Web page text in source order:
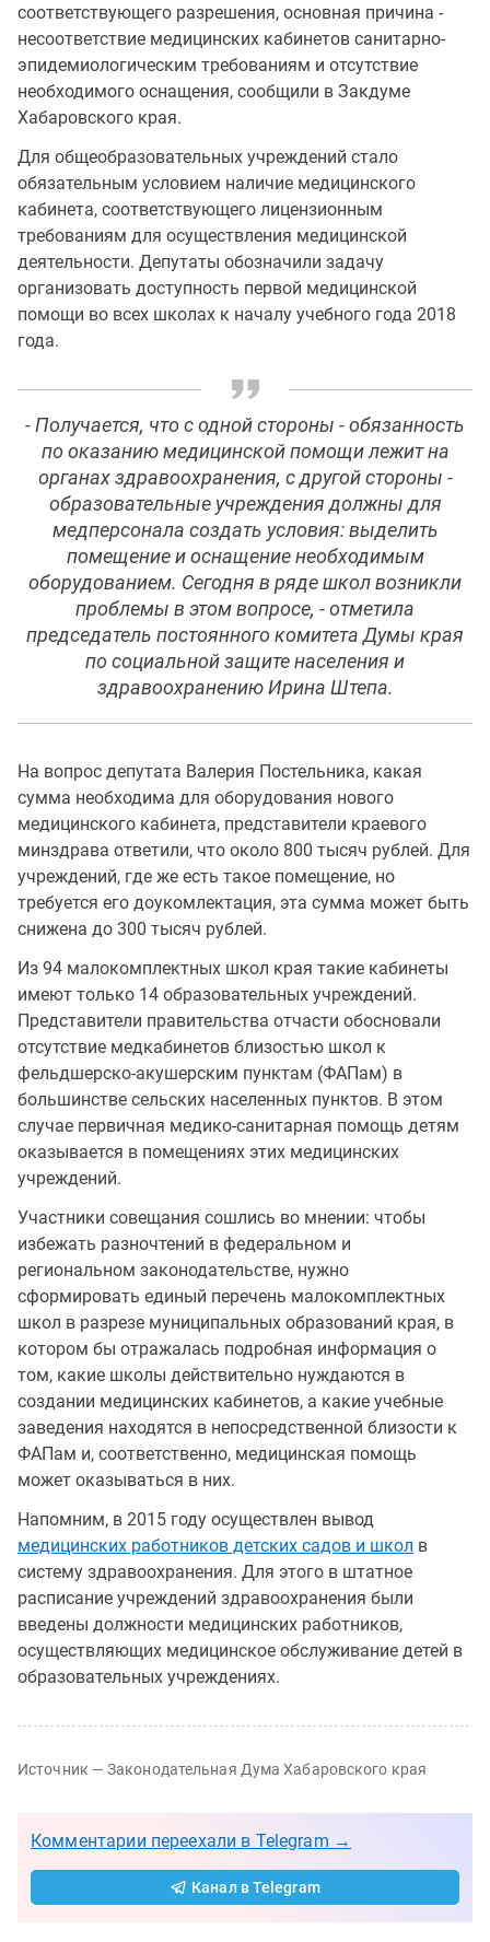
соответствующего разрешения, основная причина -
несоответствие медицинских кабинетов санитарно-
эпидемиологическим требованиям и отсутствие
необходимого оснащения, сообщили в Закдуме
Хабаровского края.
Для общеобразовательных учреждений стало
обязательным условием наличие медицинского
кабинета, соответствующего лицензионным
требованиям для осуществления медицинской
деятельности. Депутаты обозначили задачу
организовать доступность первой медицинской
помощи во всех школах к началу учебного года 2018
года.
- Получается, что с одной стороны - обязанность
по оказанию медицинской помощи лежит на
органах здравоохранения, с другой стороны -
образовательные учреждения должны для
медперсонала создать условия: выделить
помещение и оснащение необходимым
оборудованием. Сегодня в ряде школ возникли
проблемы в этом вопросе, - отметила
председатель постоянного комитета Думы края
по социальной защите населения и
здравоохранению Ирина Штепа.
На вопрос депутата Валерия Постельника, какая
сумма необходима для оборудования нового
медицинского кабинета, представители краевого
минздрава ответили, что около 800 тысяч рублей. Для
учреждений, где же есть такое помещение, но
требуется его доукомлектация, эта сумма может быть
снижена до 300 тысяч рублей.
Из 94 малокомплектных школ края такие кабинеты
имеют только 14 образовательных учреждений.
Представители правительства отчасти обосновали
отсутствие медкабинетов близостью школ к
фельдшерско-акушерским пунктам (ФАПам) в
большинстве сельских населенных пунктов. В этом
случае первичная медико-санитарная помощь детям
оказывается в помещениях этих медицинских
учреждений.
Участники совещания сошлись во мнении: чтобы
избежать разночтений в федеральном и
региональном законодательстве, нужно
сформировать единый перечень малокомплектных
школ в разрезе муниципальных образований края, в
котором бы отражалась подробная информация о
том, какие школы действительно нуждаются в
создании медицинских кабинетов, а какие учебные
заведения находятся в непосредственной близости к
ФАПам и, соответственно, медицинская помощь
может оказываться в них.
Напомним, в 2015 году осуществлен вывод
медицинских работников детских садов и школ в
систему здравоохранения. Для этого в штатное
расписание учреждений здравоохранения были
введены должности медицинских работников,
осуществляющих медицинское обслуживание детей в
образовательных учреждениях.
Источник — Законодательная Дума Хабаровского края
Комментарии переехали в Telegram →
Канал в Telegram